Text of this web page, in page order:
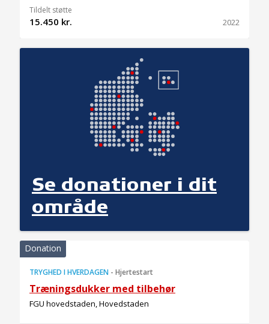
Se donationer i dit
område
Tildelt støtte
15.450 kr. 2022
Donation
TRYGHED I HVERDAGEN - Hjertestart
Træningsdukker med tilbehør
FGU hovedstaden, Hovedstaden